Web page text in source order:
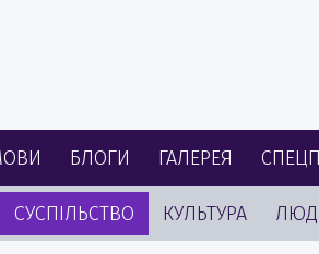
БЛОГИ ГАЛЕРЕЯ
СУСПІЛЬСТВО КУЛЬТУРА